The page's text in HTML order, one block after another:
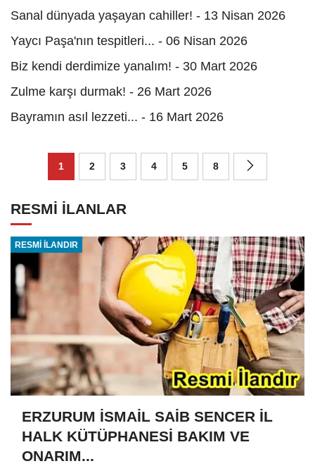
Sanal dünyada yaşayan cahiller! - 13 Nisan 2026
Yaycı Paşa'nın tespitleri... - 06 Nisan 2026
Biz kendi derdimize yanalım! - 30 Mart 2026
Zulme karşı durmak! - 26 Mart 2026
Bayramın asıl lezzeti... - 16 Mart 2026
1 2 3 4 5 8
RESMİ İLANLAR
RESMİ İLANDIR
ERZURUM İSMAİL SAİB SENCER İL
HALK KÜTÜPHANESİ BAKIM VE
ONARIM...